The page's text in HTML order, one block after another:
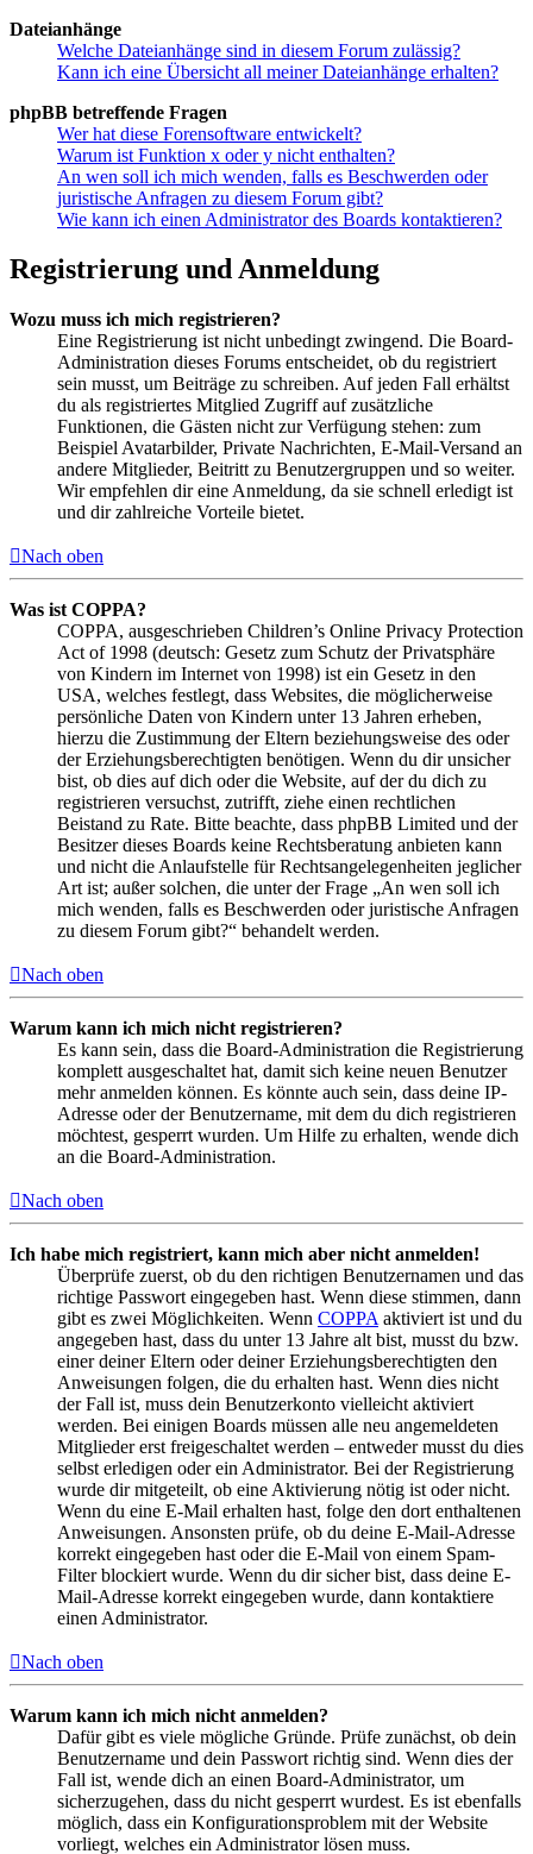
Dateianhänge
Welche Dateianhänge sind in diesem Forum zulässig?
Kann ich eine Übersicht all meiner Dateianhänge erhalten?
phpBB betreffende Fragen
Wer hat diese Forensoftware entwickelt?
Warum ist Funktion x oder y nicht enthalten?
An wen soll ich mich wenden, falls es Beschwerden oder
juristische Anfragen zu diesem Forum gibt?
Wie kann ich einen Administrator des Boards kontaktieren?
Registrierung und Anmeldung
Wozu muss ich mich registrieren?
Eine Registrierung ist nicht unbedingt zwingend. Die Board-
Administration dieses Forums entscheidet, ob du registriert
sein musst, um Beiträge zu schreiben. Auf jeden Fall erhältst
du als registriertes Mitglied Zugriff auf zusätzliche
Funktionen, die Gästen nicht zur Verfügung stehen: zum
Beispiel Avatarbilder, Private Nachrichten, E-Mail-Versand an
andere Mitglieder, Beitritt zu Benutzergruppen und so weiter.
Wir empfehlen dir eine Anmeldung, da sie schnell erledigt ist
und dir zahlreiche Vorteile bietet.
Nach oben
Was ist COPPA?
COPPA, ausgeschrieben Children’s Online Privacy Protection
Act of 1998 (deutsch: Gesetz zum Schutz der Privatsphäre
von Kindern im Internet von 1998) ist ein Gesetz in den
USA, welches festlegt, dass Websites, die möglicherweise
persönliche Daten von Kindern unter 13 Jahren erheben,
hierzu die Zustimmung der Eltern beziehungsweise des oder
der Erziehungsberechtigten benötigen. Wenn du dir unsicher
bist, ob dies auf dich oder die Website, auf der du dich zu
registrieren versuchst, zutrifft, ziehe einen rechtlichen
Beistand zu Rate. Bitte beachte, dass phpBB Limited und der
Besitzer dieses Boards keine Rechtsberatung anbieten kann
und nicht die Anlaufstelle für Rechtsangelegenheiten jeglicher
Art ist; außer solchen, die unter der Frage „An wen soll ich
mich wenden, falls es Beschwerden oder juristische Anfragen
zu diesem Forum gibt?“ behandelt werden.
Nach oben
Warum kann ich mich nicht registrieren?
Es kann sein, dass die Board-Administration die Registrierung
komplett ausgeschaltet hat, damit sich keine neuen Benutzer
mehr anmelden können. Es könnte auch sein, dass deine IP-
Adresse oder der Benutzername, mit dem du dich registrieren
möchtest, gesperrt wurden. Um Hilfe zu erhalten, wende dich
an die Board-Administration.
Nach oben
Ich habe mich registriert, kann mich aber nicht anmelden!
Überprüfe zuerst, ob du den richtigen Benutzernamen und das
richtige Passwort eingegeben hast. Wenn diese stimmen, dann
gibt es zwei Möglichkeiten. Wenn COPPA aktiviert ist und du
angegeben hast, dass du unter 13 Jahre alt bist, musst du bzw.
einer deiner Eltern oder deiner Erziehungsberechtigten den
Anweisungen folgen, die du erhalten hast. Wenn dies nicht
der Fall ist, muss dein Benutzerkonto vielleicht aktiviert
werden. Bei einigen Boards müssen alle neu angemeldeten
Mitglieder erst freigeschaltet werden – entweder musst du dies
selbst erledigen oder ein Administrator. Bei der Registrierung
wurde dir mitgeteilt, ob eine Aktivierung nötig ist oder nicht.
Wenn du eine E-Mail erhalten hast, folge den dort enthaltenen
Anweisungen. Ansonsten prüfe, ob du deine E-Mail-Adresse
korrekt eingegeben hast oder die E-Mail von einem Spam-
Filter blockiert wurde. Wenn du dir sicher bist, dass deine E-
Mail-Adresse korrekt eingegeben wurde, dann kontaktiere
einen Administrator.
Nach oben
Warum kann ich mich nicht anmelden?
Dafür gibt es viele mögliche Gründe. Prüfe zunächst, ob dein
Benutzername und dein Passwort richtig sind. Wenn dies der
Fall ist, wende dich an einen Board-Administrator, um
sicherzugehen, dass du nicht gesperrt wurdest. Es ist ebenfalls
möglich, dass ein Konfigurationsproblem mit der Website
vorliegt, welches ein Administrator lösen muss.